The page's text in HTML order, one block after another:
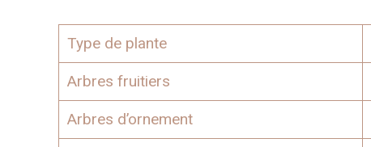
Type de plante
Arbres fruitiers
Arbres d’ornement